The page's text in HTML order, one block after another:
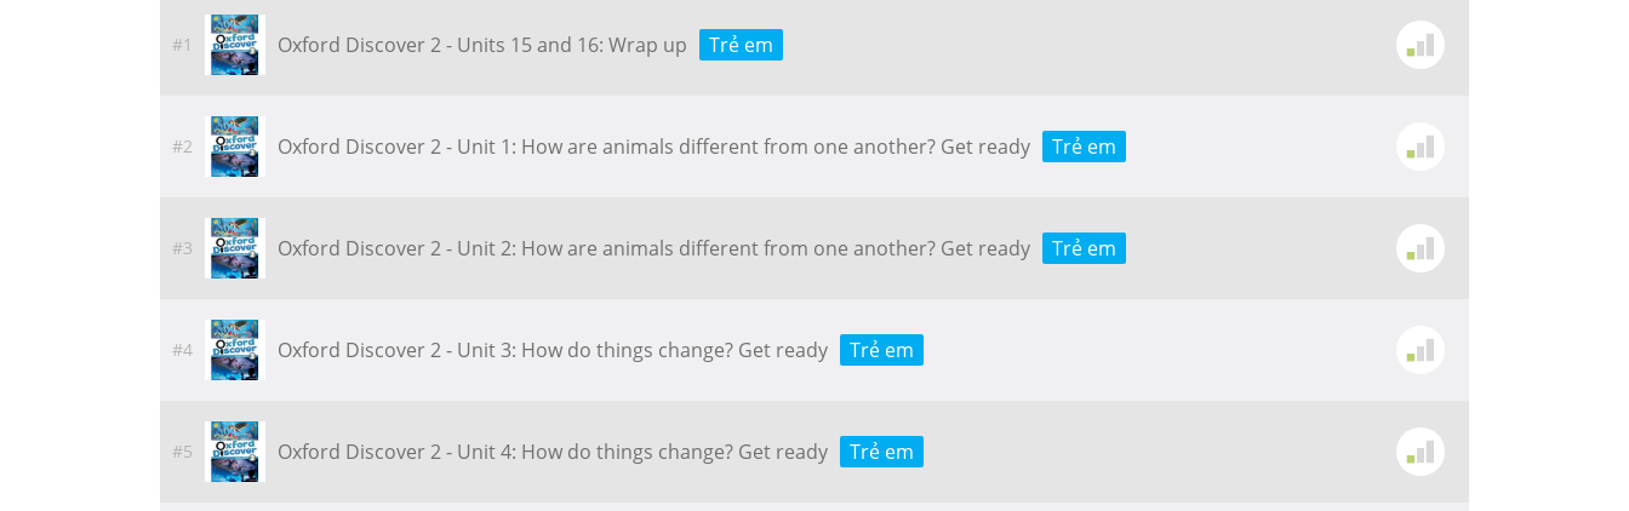
#1 Oxford Discover 2 - Units 15 and 16: Wrap up Trẻ em
#2 Oxford Discover 2 - Unit 1: How are animals different from one another? Get ready Trẻ em
#3 Oxford Discover 2 - Unit 2: How are animals different from one another? Get ready Trẻ em
#4 Oxford Discover 2 - Unit 3: How do things change? Get ready Trẻ em
#5 Oxford Discover 2 - Unit 4: How do things change? Get ready Trẻ em